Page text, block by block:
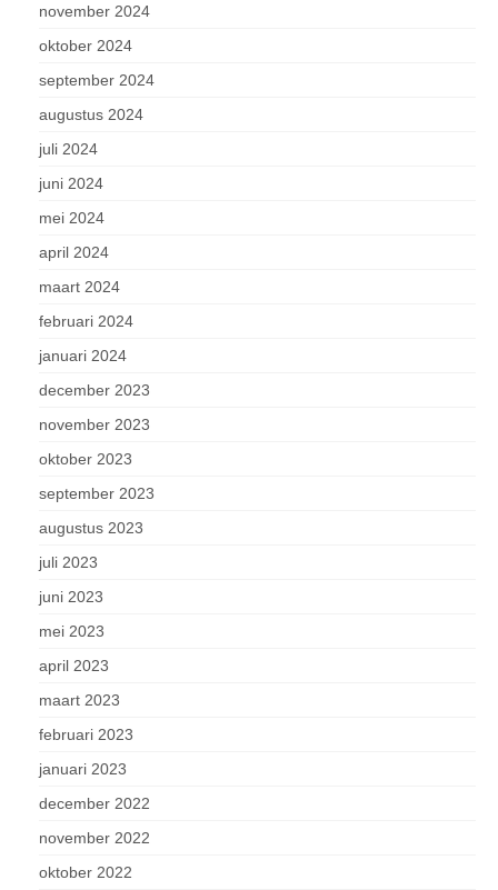
november 2024
oktober 2024
september 2024
augustus 2024
juli 2024
juni 2024
mei 2024
april 2024
maart 2024
februari 2024
januari 2024
december 2023
november 2023
oktober 2023
september 2023
augustus 2023
juli 2023
juni 2023
mei 2023
april 2023
maart 2023
februari 2023
januari 2023
december 2022
november 2022
oktober 2022